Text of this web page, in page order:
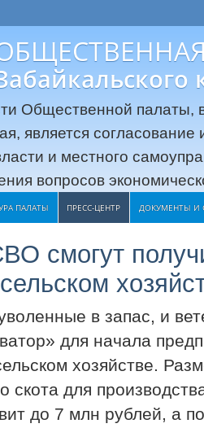
Общественной палаты,
является
и местного
вопросов
ПАЛАТЫ ПРЕСС-ЦЕНТР ДОКУМЕНТЫ И
смогут
в запас, и
для начала
хозяйстве.
скота для
до 7 млн рублей, а